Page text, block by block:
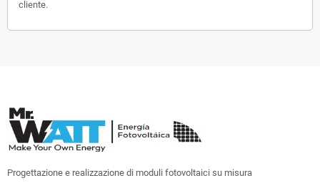
cliente.
Progettazione e realizzazione di moduli fotovoltaici su misura